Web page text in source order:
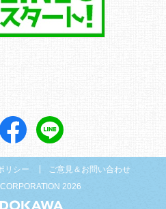
リシー
ご意見＆お問い合わせ
2026